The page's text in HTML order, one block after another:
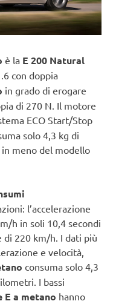
è la E 200 Natural
con doppia
in grado di erogare
di 270 N. Il motore
ECO Start/Stop
solo 4,3 kg di
meno del modello
l’accelerazione
h in soli 10,4 secondi
di 220 km/h. I dati più
e velocità,
consuma solo 4,3
I bassi
E a metano hanno